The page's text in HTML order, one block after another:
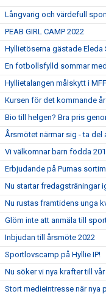
Långvarig och värdefull
PEAB GIRL CAMP 2022
Hyllietöserna gästade Eleda
En fotbollsfylld sommar
Hyllietalangen målskytt i
Kursen för det kommande
Bio till helgen? Bra pris
Årsmötet närmar sig - ta del
Vi välkomnar barn födda
Erbjudande på Pumas
Nu startar fredagsträningar
Nu rustas framtidens unga
Glöm inte att anmäla till
Inbjudan till årsmöte 2022
Sportlovscamp på Hyllie IP!
Nu söker vi nya krafter till
Stort medieintresse när nya